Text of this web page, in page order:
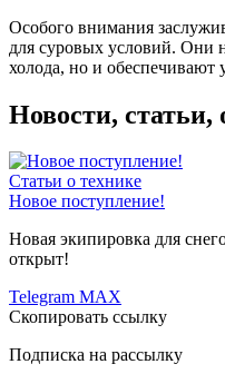
Особого внимания
для суровых условий. Они
холода, но и обеспечивают
Новости, статьи,
Статьи о технике
Новое поступление!
Новая экипировка для
открыт!
Telegram MAX
Скопировать ссылку
Подписка на рассылку